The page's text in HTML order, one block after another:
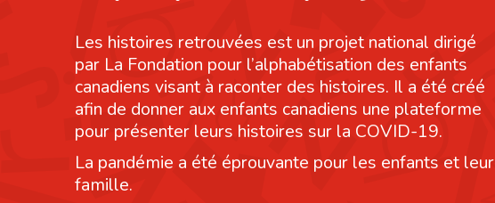
Les histoires retrouvées est un projet national dirigé
par La Fondation pour l’alphabétisation des enfants
canadiens visant à raconter des histoires. Il a été créé
afin de donner aux enfants canadiens une plateforme
pour présenter leurs histoires sur la COVID-19.
La pandémie a été éprouvante pour les enfants et leur
famille.